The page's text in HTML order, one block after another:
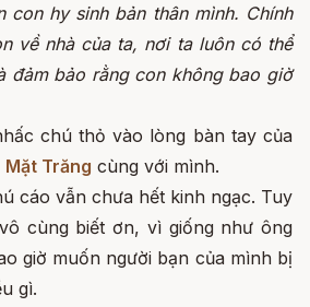
con hy sinh bản thân mình. Chính
về nhà của ta, nơi ta luôn có thể
đảm bảo rằng con không bao giờ
chú thỏ vào lòng bàn tay của
Mặt Trăng cùng với mình.
cáo vẫn chưa hết kinh ngạc. Tuy
cùng biết ơn, vì giống như ông
giờ muốn người bạn của mình bị
gì.